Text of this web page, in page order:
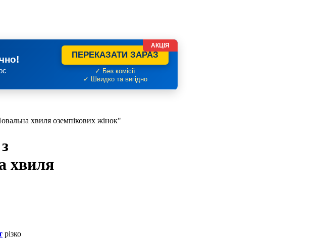
ПЕРЕКАЗАТИ ЗАРАЗ
✓ Без комісії
✓ Швидко та вигідно
АКЦІЯ
хвиля оземпікових жінок"
хвиля
різко